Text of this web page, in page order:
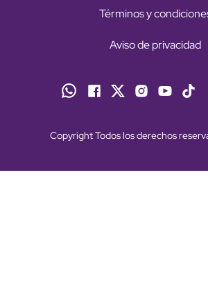
Términos y
Aviso de privacidad
Copyright Todos los derechos